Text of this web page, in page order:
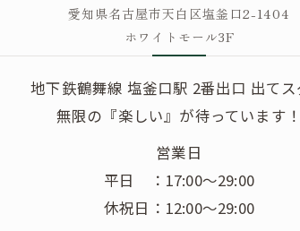
愛知県名古屋市天白区塩釜口2-1404
ホワイトモール3F
地下鉄鶴舞線 塩釜口駅 2番出口 出てス
無限の『楽しい』が待っています！
営業日
平日 ：17:00〜29:00
休祝日：12:00〜29:00